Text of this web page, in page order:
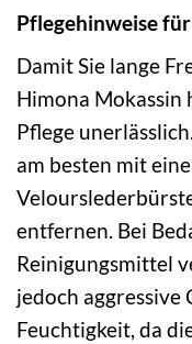
Pflegehinweise
Damit Sie lange
Himona Mokassin
Pflege
am besten mit
entfernen. Bei
Reinigungsmittel
jedoch
Feuchtigkeit, da